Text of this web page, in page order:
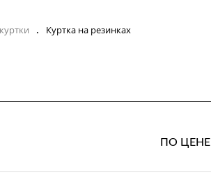
. Куртка на резинках
ПО ЦЕНЕ